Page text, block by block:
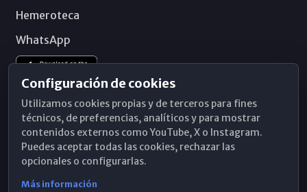
Hemeroteca
WhatsApp
Configuración de cookies
Utilizamos cookies propias y de terceros para fines
técnicos, de preferencias, analíticos y para mostrar
contenidos externos como YouTube, X o Instagram.
Puedes aceptar todas las cookies, rechazar las
opcionales o configurarlas.
Más información